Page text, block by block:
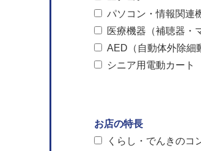
パソコン・情報関連
医療機器（補聴器・
AED（自動体外除細
シニア用電動カート
お店の特長
くらし・でんきのコ